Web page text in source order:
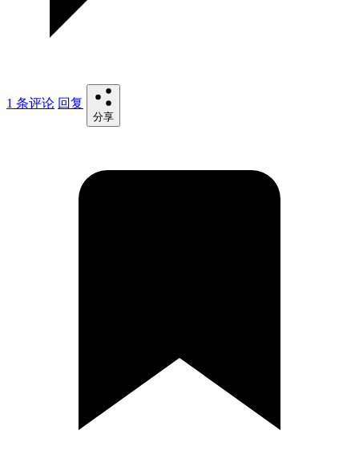
1 条评论 回复
分享